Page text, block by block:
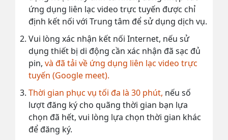
ứng dụng liên lạc video trực tuyến được chỉ
định kết nối với Trung tâm để sử dụng dịch vụ.
Vui lòng xác nhận kết nối Internet, nếu sử
dụng thiết bị di động cần xác nhận đã sạc đủ
pin, và đã tải về ứng dụng liên lạc video trực
tuyến (Google meet).
Thời gian phục vụ tối đa là 30 phút, nếu số
lượt đăng ký cho quãng thời gian bạn lựa
chọn đã hết, vui lòng lựa chọn thời gian khác
để đăng ký.